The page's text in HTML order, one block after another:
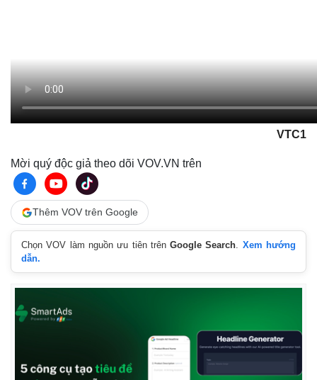
VTC1
Mời quý độc giả theo dõi VOV.VN trên
Thêm VOV trên Google
Chọn VOV làm nguồn ưu tiên trênGoogle Search. Xem hướng
dẫn.